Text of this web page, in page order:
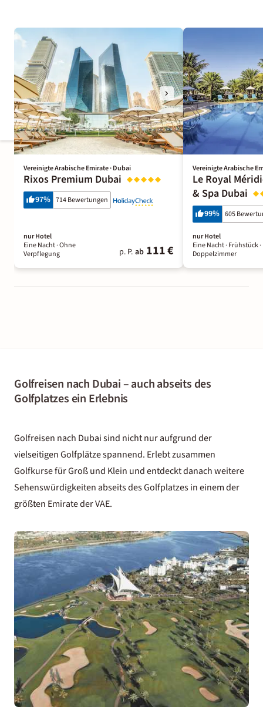
Vereinigte Arabische Emirate · Dubai
Rixos Premium Dubai
97% 714 Bewertungen
nur Hotel
Eine Nacht· Ohne
Verpflegung
p. P. ab 111 €
Vereinigte Arabische
Le Royal
& Spa Dubai
99% 605
nur Hotel
Eine Nacht· Frühstück·
Doppelzimmer
Golfreisen nach Dubai – auch abseits des
Golfplatzes ein Erlebnis
Golfreisen nach Dubai sind nicht nur aufgrund der
vielseitigen Golfplätze spannend. Erlebt zusammen
Golfkurse für Groß und Klein und entdeckt danach weitere
Sehenswürdigkeiten abseits des Golfplatzes in einem der
größten Emirate der VAE.